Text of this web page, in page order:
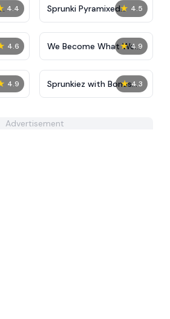
4.4 ★ 4.5
Sprunki Pyramixed
Parasite
4.6 ★ 4.9
We Become What We
Behold
4.9 ★ 4.3
Sprunkiez with Bonus
Characters
Advertisement